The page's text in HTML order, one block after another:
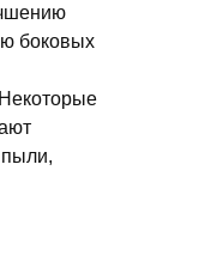
боковых
пыли,